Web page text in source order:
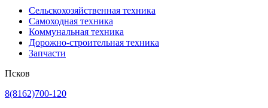
Сельскохозяйственная техника
Самоходная техника
Коммунальная техника
Дорожно-строительная техника
Запчасти
Псков
8(8162)700-120